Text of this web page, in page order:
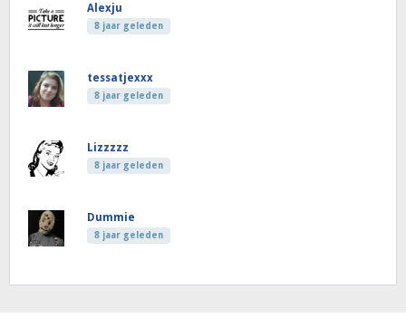
Alexju
8 jaar geleden
tessatjexxx
8 jaar geleden
Lizzzzz
8 jaar geleden
Dummie
8 jaar geleden